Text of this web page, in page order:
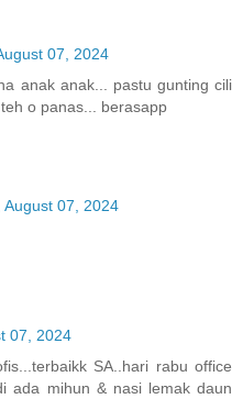
07, 2024
anak anak... pastu gunting cili
o panas... berasapp
August 07, 2024
07, 2024
SA..hari rabu office
ada mihun & nasi lemak daun